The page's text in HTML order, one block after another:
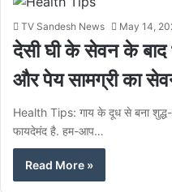
TV Sandesh News May 14,
देसी घी के सेवन के
और पेय सामग्री का
Health Tips: गाय के दूध से बना शुद्ध-
फायदेमंद है. हम-आप…
Read More »